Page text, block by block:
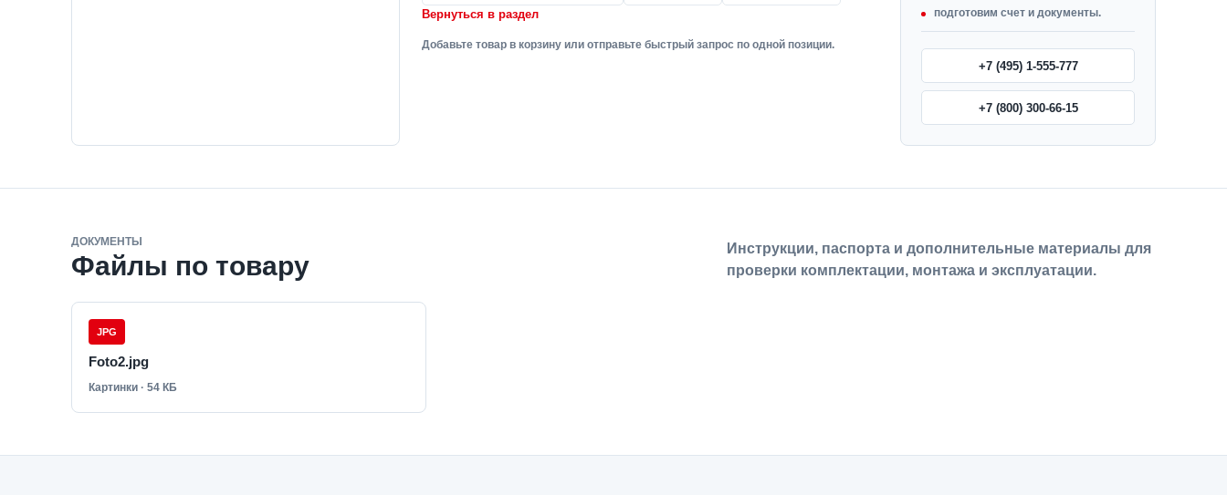
Вернуться в раздел
Добавьте товар в корзину или отправьте быстрый запрос по одной позиции.
подготовим счет и документы.
+7 (495) 1-555-777
+7 (800) 300-66-15
ДОКУМЕНТЫ
Файлы по товару
Инструкции, паспорта и дополнительные материалы для
проверки комплектации, монтажа и эксплуатации.
JPG
Foto2.jpg
Картинки · 54 КБ